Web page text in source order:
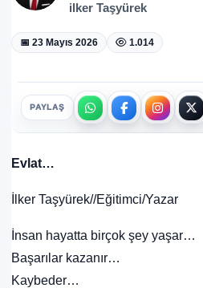
ilker Taşyürek
📅 23 Mayıs 2026 1.014
PAYLAŞ
Evlat…
İlker Taşyürek//Eğitimci/Yazar
İnsan hayatta birçok şey yaşar…
Başarılar kazanır…
Kaybeder…